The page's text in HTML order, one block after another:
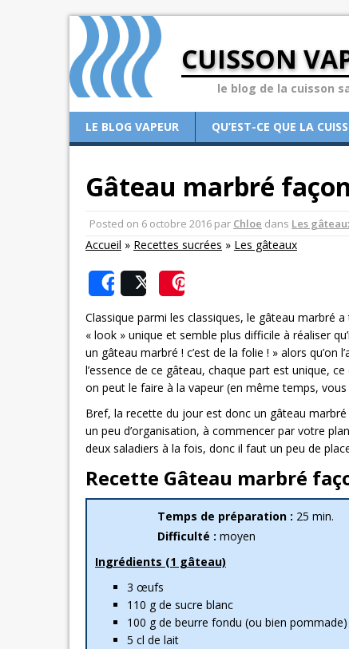
CUISSON
le blog de la cuisson
LE BLOG VAPEUR QU’EST-CE QUE LA
Gâteau marbré
Posted on 6 octobre 2016 par Chloe dans Les
Accueil » Recettes sucrées » Les gâteaux
SharePost
Classique parmi les classiques, le gâteau marbré
« look » unique et semble plus difficile à réaliser
un gâteau marbré ! c’est de la folie ! » alors qu’on
l’essence de ce gâteau, chaque part est unique,
on peut le faire à la vapeur (en même temps,
Bref, la recette du jour est donc un gâteau
un peu d’organisation, à commencer par votre
deux saladiers à la fois, donc il faut un peu de
Recette Gâteau marbré
Temps de préparation : 25 min.
Difficulté : moyen
Ingrédients (1 gâteau)
3 œufs
110 g de sucre blanc
100 g de beurre fondu (ou bien pommade)
5 cl de lait